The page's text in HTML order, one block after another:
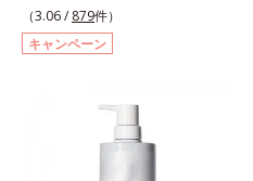
ぎなた芯だから、接地面を変えるだ
けで太い線から細い線まで、テクニ
ックいらずで簡単に。スムースライ
軽やかに描けます。ペンシルの後ろ
にはスクリューブラシが付いている
ので、毛流れを整えたり、色をなじ
（3.06 / 879件）
キャンペーン